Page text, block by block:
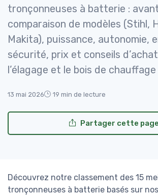
tronçonneuses à batterie :
comparaison de modèles (Stihl,
Makita), puissance, autonomie,
sécurité, prix et conseils
l’élagage et le bois de
13 mai 2026 19 min de lecture
Partager cette page
Découvrez notre classement des 15
tronçonneuses à batterie basés sur